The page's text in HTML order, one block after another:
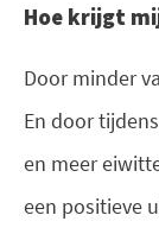
Hoe krijgt
Door minder
En door
en meer
een positieve